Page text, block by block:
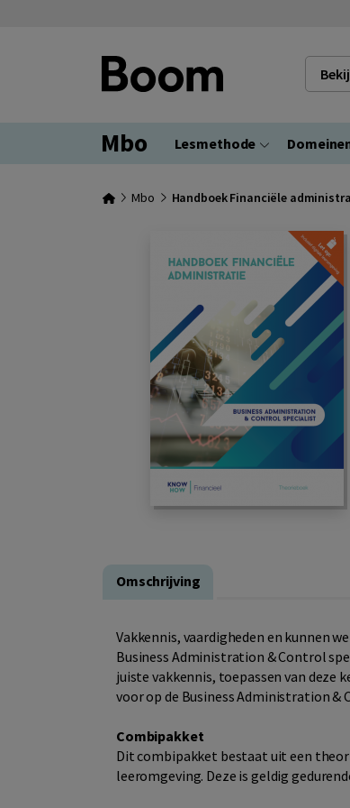
Mbo Lesmethode
Mbo Handboek Financiële
Omschrijving
Vakkennis, vaardigheden en kunnen
Business Administration & Control
juiste vakkennis, toepassen van deze
voor op de Business Administration &
Combipakket
Dit combipakket bestaat uit een
leeromgeving. Deze is geldig